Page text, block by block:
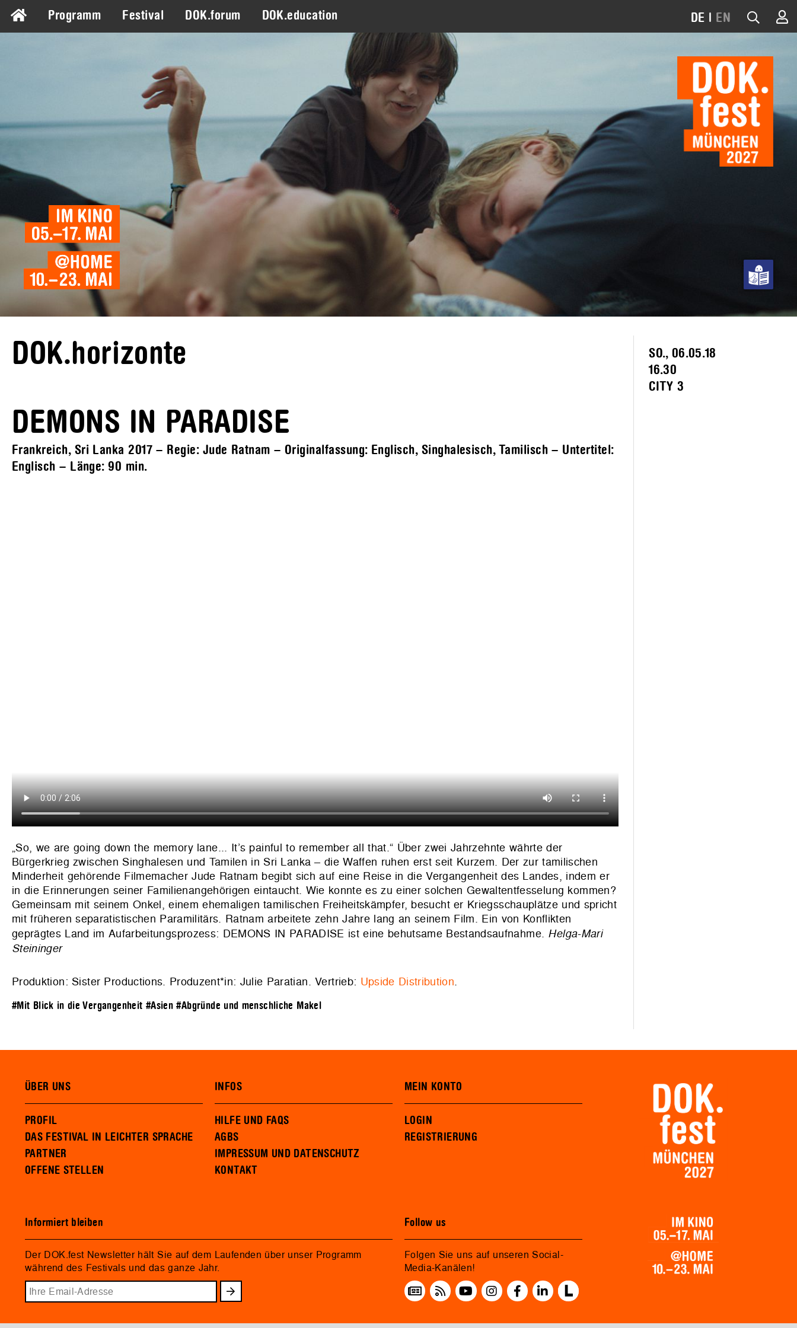
Programm Festival DOK.forum DOK.education DE | EN
DOK.horizonte
DEMONS IN PARADISE
Frankreich, Sri Lanka 2017 – Regie: Jude Ratnam – Originalfassung: Englisch, Singhalesisch, Tamilisch – Untertitel:
Englisch – Länge:90 min.
„So, we are going down the memory lane... It’s painful to remember all that.“ Über zwei Jahrzehnte währte der
Bürgerkrieg zwischen Singhalesen und Tamilen in Sri Lanka – die Waffen ruhen erst seit Kurzem. Der zur tamilischen
Minderheit gehörende Filmemacher Jude Ratnam begibt sich auf eine Reise in die Vergangenheit des Landes, indem er
in die Erinnerungen seiner Familienangehörigen eintaucht. Wie konnte es zu einer solchen Gewaltentfesselung kommen?
Gemeinsam mit seinem Onkel, einem ehemaligen tamilischen Freiheitskämpfer, besucht er Kriegsschauplätze und spricht
mit früheren separatistischen Paramilitärs. Ratnam arbeitete zehn Jahre lang an seinem Film. Ein von Konflikten
geprägtes Land im Aufarbeitungsprozess: DEMONS IN PARADISE ist eine behutsame Bestandsaufnahme. Helga-Mari
Steininger
Produktion: Sister Productions. Produzent*in: Julie Paratian. Vertrieb: Upside Distribution.
#Mit Blick in die Vergangenheit #Asien #Abgründe und menschliche Makel
SO., 06.05.18
16.30
CITY 3
ÜBER UNS
PROFIL
DAS FESTIVAL IN LEICHTER SPRACHE
PARTNER
OFFENE STELLEN
INFOS
HILFE UND FAQS
AGBS
IMPRESSUM UND DATENSCHUTZ
KONTAKT
MEIN KONTO
LOGIN
REGISTRIERUNG
Informiert bleiben
Der DOK.fest Newsletter hält Sie auf dem Laufenden über unser Programm
während des Festivals und das ganze Jahr.
Follow us
Folgen Sie uns auf unseren Social-
Media-Kanälen!